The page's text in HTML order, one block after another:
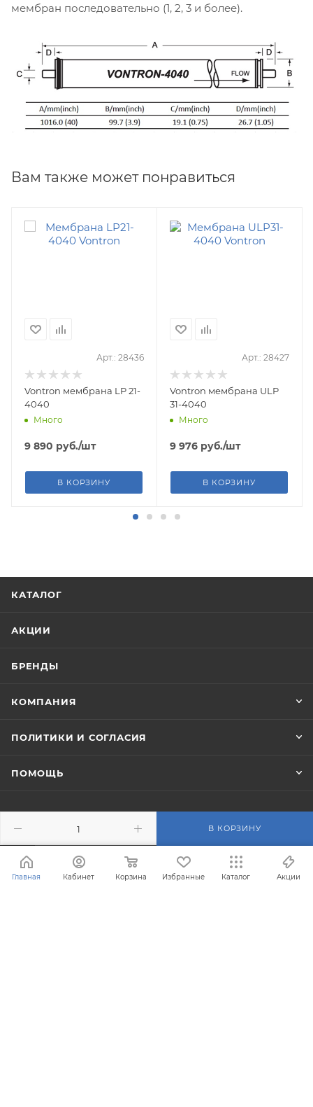
В КОРЗИНУ
мембран последовательно (1, 2, 3 и более).
Вам также может понравиться
Арт.: 28436
Vontron мембрана LP 21-
4040
Много
9 890 руб./шт
В КОРЗИНУ
Арт.: 28427
Vontron мембрана ULP
31-4040
Много
9 976 руб./шт
В КОРЗИНУ
КАТАЛОГ
АКЦИИ
БРЕНДЫ
КОМПАНИЯ
ПОЛИТИКИ И СОГЛАСИЯ
ПОМОЩЬ
ПОДПИСАТЬСЯ НА РАССЫЛКУ
+7 (495) 201-43-40
Главная Кабинет Корзина Избранные Каталог Акции